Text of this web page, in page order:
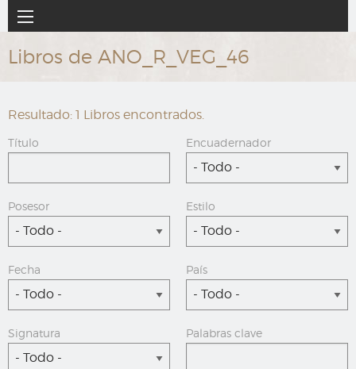
al
contenido
principal
Navegación
principal
Libros de ANO_R_VEG_46
Resultado: 1 Libros encontrados.
Título Encuadernador
- Todo -
Posesor
- Todo -
Estilo
- Todo -
Fecha
- Todo -
País
- Todo -
Signatura
- Todo -
Palabras clave